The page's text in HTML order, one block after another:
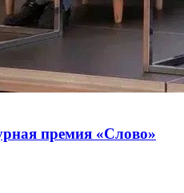
премия «Слово»